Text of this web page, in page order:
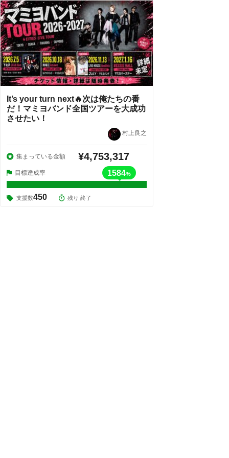
It’s your turn next🔥次は俺たちの番
だ！マミヨバンド全国ツアーを大成功
させたい！
村上良之
集まっている金額 ¥4,753,317
目標達成率 1584%
支援数450 残り 終了